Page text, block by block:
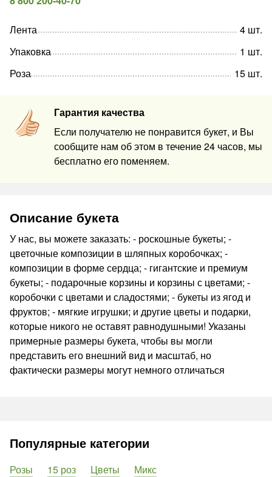
Гарантия качества
Если получателю не понравится букет, и Вы
сообщите нам об этом в течение 24 часов, мы
бесплатно его поменяем.
Лента 4 шт.
Упаковка
1 шт.
Роза
15 шт.
Описание букета
У нас, вы можете заказать: - роскошные букеты; -
цветочные композиции в шляпных коробочках; -
композиции в форме сердца; - гигантские и премиум
букеты; - подарочные корзины и корзины с цветами; -
коробочки с цветами и сладостями; - букеты из ягод и
фруктов; - мягкие игрушки; и другие цветы и подарки,
которые никого не оставят равнодушными! Указаны
примерные размеры букета, чтобы вы могли
представить его внешний вид и масштаб, но
фактически размеры могут немного отличаться
Популярные категории
Розы 15 роз Цветы Микс